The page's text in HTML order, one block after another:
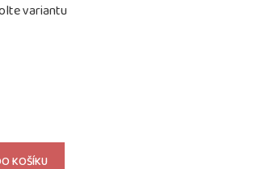
variantu
KOŠÍKU